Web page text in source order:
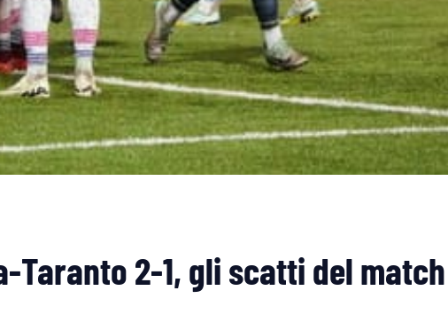
Taranto 2-1, gli scatti del match